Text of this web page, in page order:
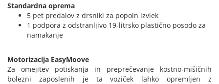
Standardna oprema
5 pet predalov z drsniki za popoln izvlek
1 podpora z odstranljivo 19-litrsko plastično posodo za
namakanje
Motorizacija EasyMoove
Za omejitev potiskanja in preprečevanje kostno-mišičnih
bolezni zaposlenih je ta voziček lahko opremljen z